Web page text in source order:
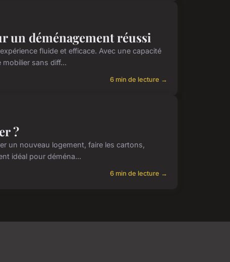
un déménagement réussi
fluide et efficace. Avec une capacité
sans diff...
6 min de lecture →
?
un nouveau logement, faire les cartons,
idéal pour déména...
6 min de lecture →